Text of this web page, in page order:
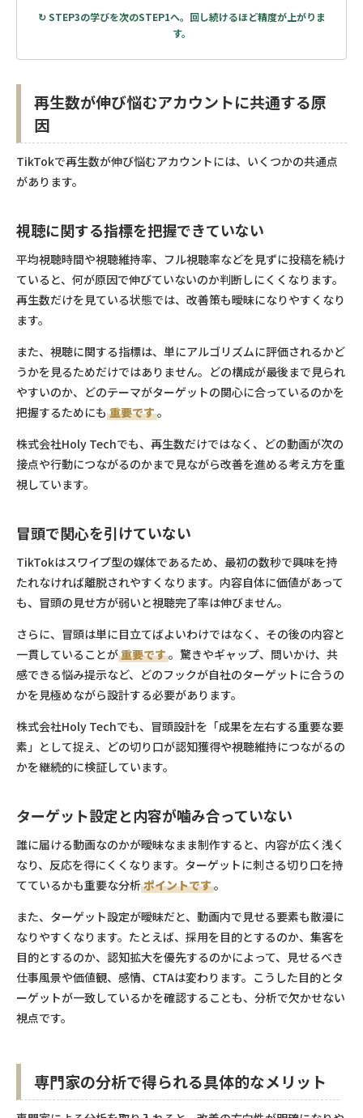
↻ STEP3の学びを次のSTEP1へ。回し続けるほど精度が上がりま
す。
再生数が伸び悩むアカウントに共通する原
因
TikTokで再生数が伸び悩むアカウントには、いくつかの共通点
があります。
視聴に関する指標を把握できていない
平均視聴時間や視聴維持率、フル視聴率などを見ずに投稿を続け
ていると、何が原因で伸びていないのか判断しにくくなります。
再生数だけを見ている状態では、改善策も曖昧になりやすくなり
ます。
また、視聴に関する指標は、単にアルゴリズムに評価されるかど
うかを見るためだけではありません。どの構成が最後まで見られ
やすいのか、どのテーマがターゲットの関心に合っているのかを
把握するためにも 重要です。
株式会社Holy Techでも、再生数だけではなく、どの動画が次の
接点や行動につながるのかまで見ながら改善を進める考え方を重
視しています。
冒頭で関心を引けていない
TikTokはスワイプ型の媒体であるため、最初の数秒で興味を持
たれなければ離脱されやすくなります。内容自体に価値があって
も、冒頭の見せ方が弱いと視聴完了率は伸びません。
さらに、冒頭は単に目立てばよいわけではなく、その後の内容と
一貫していることが重要です。驚きやギャップ、問いかけ、共
感できる悩み提示など、どのフックが自社のターゲットに合うの
かを見極めながら設計する必要があります。
株式会社Holy Techでも、冒頭設計を「成果を左右する重要な要
素」として捉え、どの切り口が認知獲得や視聴維持につながるの
かを継続的に検証しています。
ターゲット設定と内容が噛み合っていない
誰に届ける動画なのかが曖昧なまま制作すると、内容が広く浅く
なり、反応を得にくくなります。ターゲットに刺さる切り口を持
てているかも重要な分析ポイントです。
また、ターゲット設定が曖昧だと、動画内で見せる要素も散漫に
なりやすくなります。たとえば、採用を目的とするのか、集客を
目的とするのか、認知拡大を優先するのかによって、見せるべき
仕事風景や価値観、感情、CTAは変わります。こうした目的とタ
ーゲットが一致しているかを確認することも、分析で欠かせない
視点です。
専門家の分析で得られる具体的なメリット